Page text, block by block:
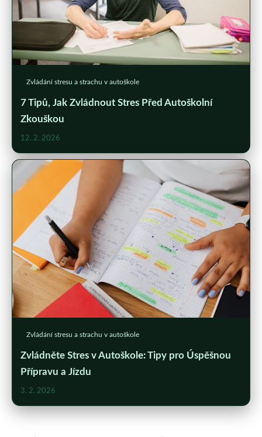
Zvládání stresu a strachu v autoškole
7 Tipů, Jak Zvládnout Stres Před Autoškolní
Zkouškou
12. 2. 2026
Zvládání stresu a strachu v autoškole
Zvládněte Stres v Autoškole: Tipy pro Úspěšnou
Přípravu a Jízdu
3. 2. 2026